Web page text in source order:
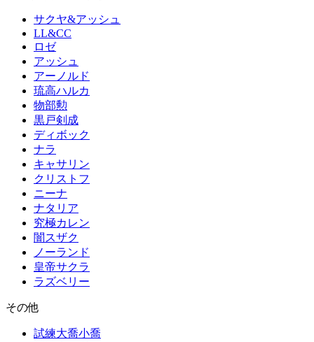
サクヤ&アッシュ
LL&CC
ロゼ
アッシュ
アーノルド
琉高ハルカ
物部勲
黒戸剣成
ディボック
ナラ
キャサリン
クリストフ
ニーナ
ナタリア
究極カレン
闇スザク
ノーランド
皇帝サクラ
ラズベリー
その他
試練大喬小喬